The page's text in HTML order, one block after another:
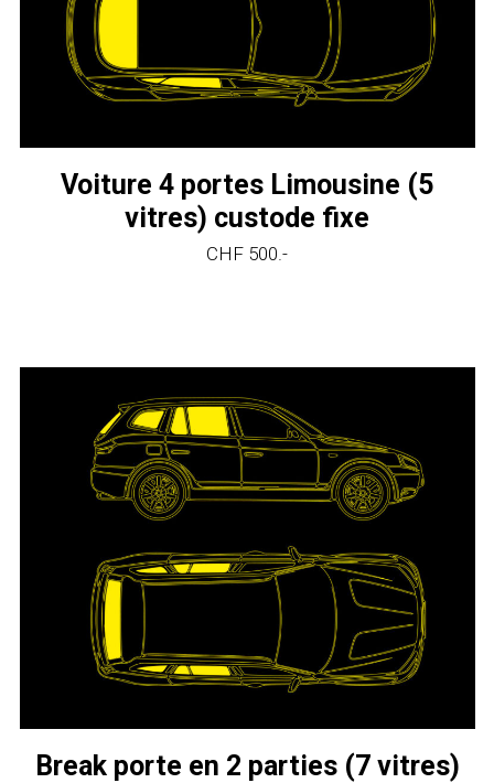
Voiture 4 portes Limousine (5
vitres) custode fixe
CHF 500.-
Break porte en 2 parties (7 vitres)